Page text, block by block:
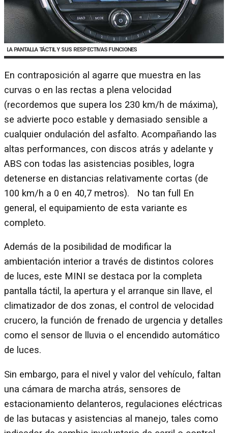
LA PANTALLA TÁCTIL Y SUS RESPECTIVAS FUNCIONES
En contraposición al agarre que muestra en las
curvas o en las rectas a plena velocidad
(recordemos que supera los 230 km/h de máxima),
se advierte poco estable y demasiado sensible a
cualquier ondulación del asfalto. Acompañando las
altas performances, con discos atrás y adelante y
ABS con todas las asistencias posibles, logra
detenerse en distancias relativamente cortas (de
100 km/h a 0 en 40,7 metros). No tan full En
general, el equipamiento de esta variante es
completo.
Además de la posibilidad de modificar la
ambientación interior a través de distintos colores
de luces, este MINI se destaca por la completa
pantalla táctil, la apertura y el arranque sin llave, el
climatizador de dos zonas, el control de velocidad
crucero, la función de frenado de urgencia y detalles
como el sensor de lluvia o el encendido automático
de luces.
Sin embargo, para el nivel y valor del vehículo, faltan
una cámara de marcha atrás, sensores de
estacionamiento delanteros, regulaciones eléctricas
de las butacas y asistencias al manejo, tales como